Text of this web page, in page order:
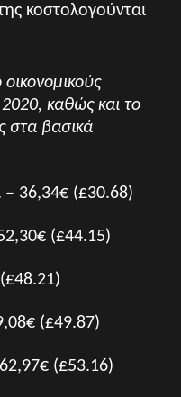
κοστολογούνται
καθώς και το
στα βασικά
– 36,34€ (£30.68)
(£44.15)
(£49.87)
(£53.16)